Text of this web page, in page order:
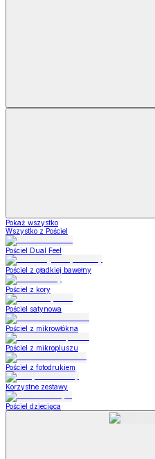
Pokaż wszystko
Wszystko z Pościel
Pościel Dual Feel
Pościel z gładkiej bawełny
Pościel z kory
Pościel satynowa
Pościel z mikrowłókna
Pościel z mikropluszu
Pościel z fotodrukiem
Korzystne zestawy
Pościel dziecięca